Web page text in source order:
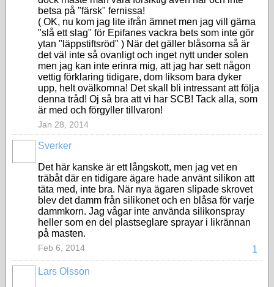
betsa på "färsk" fernissa!
( OK, nu kom jag lite ifrån ämnet men jag vill gärna
"slå ett slag" för Epifanes vackra bets som inte gör
ytan "läppstiftsröd" ) När det gäller blåsorna så är
det väl inte så ovanligt och inget nytt under solen
men jag kan inte erinra mig, att jag har sett någon
vettig förklaring tidigare, dom liksom bara dyker
upp, helt ovälkomna! Det skall bli intressant att följa
denna tråd! Oj så bra att vi har SCB! Tack alla, som
är med och förgyller tillvaron!
Jan 28, 2014
Sverker
Det här kanske är ett långskott, men jag vet en
träbåt där en tidigare ägare hade använt silikon att
täta med, inte bra. När nya ägaren slipade skrovet
blev det damm från silikonet och en blåsa för varje
dammkorn. Jag vågar inte använda silikonspray
heller som en del plastseglare sprayar i likrännan
på masten.
1
Feb 6, 2014
Lars Olsson